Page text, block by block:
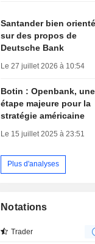
Santander bien orienté
sur des propos de
Deutsche Bank
Le 27 juillet 2026 à 10:54
Botin : Openbank, une
étape majeure pour la
stratégie américaine
Le 15 juillet 2025 à 23:51
Plus d'analyses
Notations
Trader